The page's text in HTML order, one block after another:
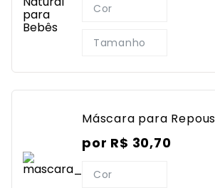
Cor
Tamanho
Máscara para
por R$ 30,70
Cor